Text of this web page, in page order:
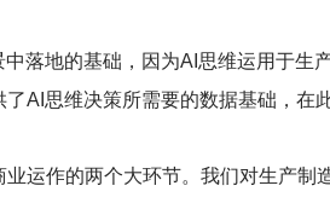
落地的基础，因为AI思维运用于
AI思维决策所需要的数据基础，在
运作的两个大环节。我们对生产